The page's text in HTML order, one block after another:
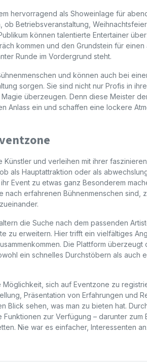
hervorragend als Showeinlage für
ob Betriebsveranstaltung,
können talentierte Entertainer
kommen und den Grundstein für
Runde im Vordergrund steht.
und können auch bei
sorgen. Sie sind nicht nur Profis in
überzeugen. Denn diese Meister
Anlass ein und schaffen eine lockere
Künstler und verleihen mit ihrer
als Hauptattraktion oder als
Event zu etwas ganz Besonderem
nach erfahrenen Bühnenmenschen sind,
die Suche nach dem passenden
zu erweitern. Hier trifft ein vielfältiges
Die Plattform
ein schnelles Durchstöbern als auch
sich auf Eventzone zu
Präsentation von Erfahrungen und
Blick sehen, was man zu bieten hat.
Funktionen zur Verfügung – darunter
Nie war es einfacher, Interessenten